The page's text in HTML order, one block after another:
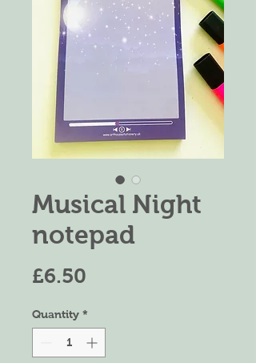
Musical Night
notepad
£6.50
Quantity *